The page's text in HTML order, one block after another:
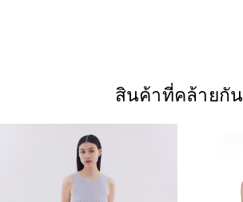
สินค้าที่คล้ายกัน